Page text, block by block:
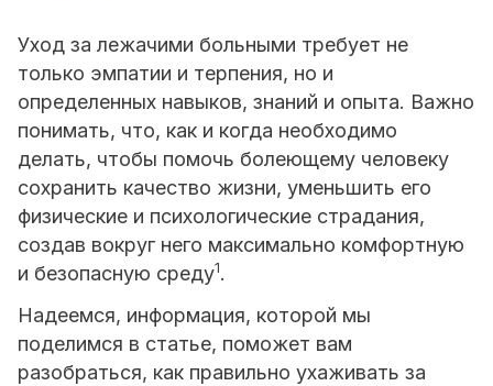
Уход за лежачими больными требует не
только эмпатии и терпения, но и
определенных навыков, знаний и опыта. Важно
понимать, что, как и когда необходимо
делать, чтобы помочь болеющему человеку
сохранить качество жизни, уменьшить его
физические и психологические страдания,
создав вокруг него максимально комфортную
и безопасную среду1.
Надеемся, информация, которой мы
поделимся в статье, поможет вам
разобраться, как правильно ухаживать за